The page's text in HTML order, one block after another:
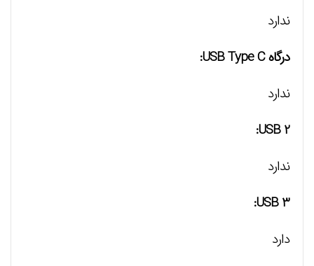
ندارد
درگاه USB Type C:
ندارد
USB 2:
ندارد
USB 3:
دارد